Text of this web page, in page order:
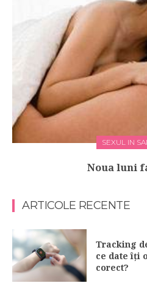
SEXUL IN
Noua luni
ARTICOLE RECENTE
Tracking
ce date îți
corect?